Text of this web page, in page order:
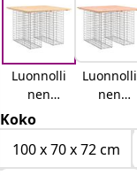
Luonnolli
nen
mänty
Luonnolli
nen
uusi
Koko
100 x 70 x 72 cm